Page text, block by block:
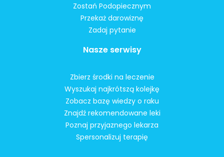
Zostań Podopiecznym
Przekaż darowiznę
Zadaj pytanie
Nasze serwisy
Zbierz środki na leczenie
Wyszukaj najkrótszą kolejkę
Zobacz bazę wiedzy o raku
Znajdź rekomendowane leki
Poznaj przyjaznego lekarza
Spersonalizuj terapię